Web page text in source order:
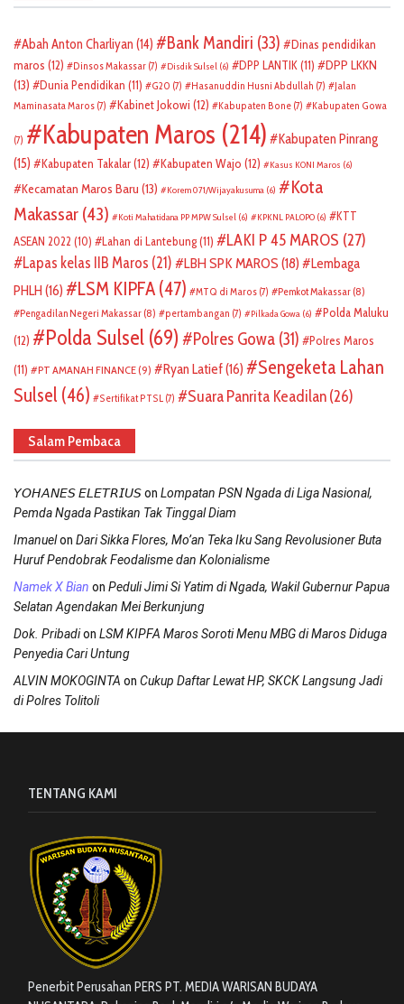
Abah Anton Charliyan (14) Bank Mandiri (33)
Dinas pendidikan
maros (12) Dinsos Makassar (7) Disdik Sulsel (6) DPP LANTIK(11)
DPP LKKN
(13)
Dunia Pendidikan (11) G20 (7) Hasanuddin Husni Abdullah (7)
Jalan
Maminasata Maros (7) Kabinet Jokowi (12) Kabupaten Bone (7) Kabupaten Gowa
(7) Kabupaten Maros (214)
Kabupaten Pinrang
(15)
Kabupaten Takalar(12) Kabupaten Wajo (12) Kasus KONI Maros (6)
Kecamatan Maros Baru (13) Korem 071/Wijayakusuma (6)
Kota
Makassar (43) Koti Mahatidana PP MPW Sulsel (6) KPKNL PALOPO (6)
KTT
ASEAN 2022 (10) Lahan di Lantebung(11) LAKI P 45 MAROS (27)
Lapas kelas IIB Maros (21) LBH SPK MAROS (18)
Lembaga
PHLH (16) LSM KIPFA (47) MTQ di Maros (7) Pemkot Makassar (8)
Pengadilan Negeri Makassar (8) pertambangan (7) Pilkada Gowa (6)
Polda Maluku
(12)
Polda Sulsel (69) Polres Gowa (31)
Polres Maros
(11)
PT AMANAH FINANCE(9) Ryan Latief(16)
Sengeketa Lahan
Sulsel (46) Sertifikat PTSL (7) Suara Panrita Keadilan(26)
Salam Pembaca
𝘠𝘖𝘏𝘈𝘕𝘌𝘚 𝘌𝘓𝘌𝘛𝘙𝘐𝘜𝘚on Lompatan PSN Ngada di Liga Nasional,
Pemda Ngada Pastikan Tak Tinggal Diam
Imanuelon Dari Sikka Flores, Mo’an Teka Iku Sang Revolusioner Buta
Huruf Pendobrak Feodalisme dan Kolonialisme
Namek X Bian on Peduli Jimi Si Yatim di Ngada, Wakil Gubernur Papua
Selatan Agendakan Mei Berkunjung
Dok. Pribadion LSM KIPFA Maros Soroti Menu MBG di Maros Diduga
Penyedia Cari Untung
ALVIN MOKOGINTA on Cukup Daftar Lewat HP, SKCK Langsung Jadi
di Polres Tolitoli
TENTANG KAMI
Penerbit Perusahan PERS PT. MEDIA WARISAN BUDAYA